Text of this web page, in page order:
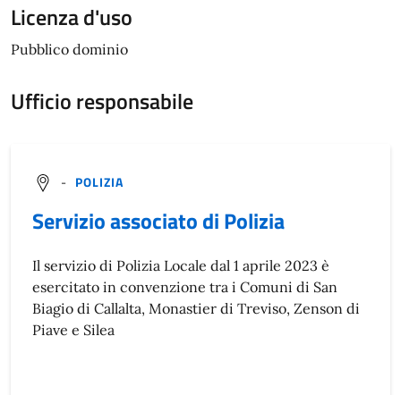
Licenza d'uso
Pubblico dominio
Ufficio responsabile
- POLIZIA
Servizio associato di Polizia
Il servizio di Polizia Locale dal 1 aprile 2023 è
esercitato in convenzione tra i Comuni di San
Biagio di Callalta, Monastier di Treviso, Zenson di
Piave e Silea